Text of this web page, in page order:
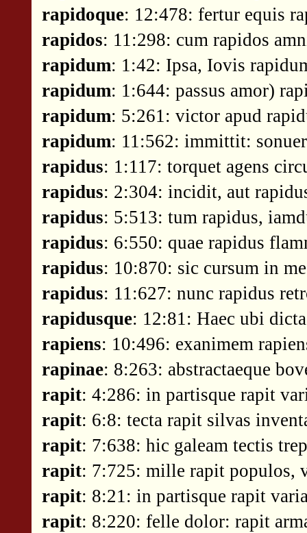
rapidoque: 12:478: fertur equis
rapidos: 11:298: cum rapidos
rapidum: 1:42: Ipsa, Iovis
rapidum: 1:644: passus amor)
rapidum: 5:261: victor apud
rapidum: 11:562: immittit:
rapidus: 1:117: torquet agens
rapidus: 2:304: incidit, aut
rapidus: 5:513: tum rapidus,
rapidus: 6:550: quae rapidus
rapidus: 10:870: sic cursum in
rapidus: 11:627: nunc rapidus
rapidusque: 12:81: Haec ubi
rapiens: 10:496: exanimem
rapinae: 8:263: abstractaeque
rapit: 4:286: in partisque rapit
rapit: 6:8: tecta rapit silvas
rapit: 7:638: hic galeam tectis
rapit: 7:725: mille rapit populos,
rapit: 8:21: in partisque rapit
rapit: 8:220: felle dolor: rapit